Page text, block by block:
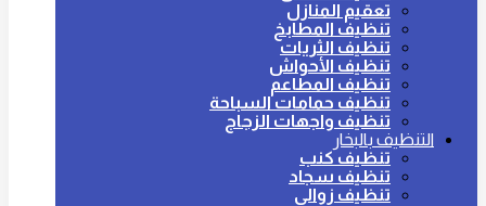
تعقيم المنازل
تنظيف المطابخ
تنظيف الثريات
تنظيف الأحواش
تنظيف المطاعم
تنظيف حمامات السباحة
تنظيف واجهات الزجاج
التنظيف بالبخار
تنظيف كنب
تنظيف سجاد
تنظيف زوالي